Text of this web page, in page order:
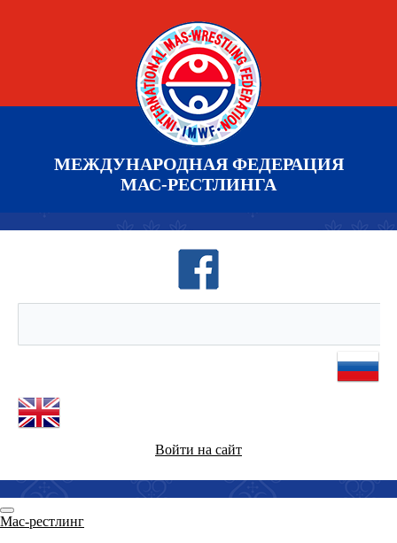
МЕЖДУНАРОДНАЯ ФЕДЕРАЦИЯ
МАС-РЕСТЛИНГА
Войти на сайт
Мас-рестлинг